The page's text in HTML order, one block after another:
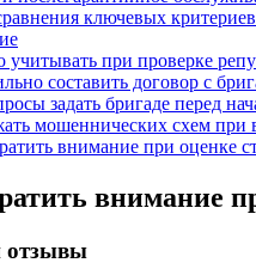
ключевых
учитывать при проверке
составить договор с
задать бригаде перед
мошеннических схем при
внимание при оценке
внимание
отзывы